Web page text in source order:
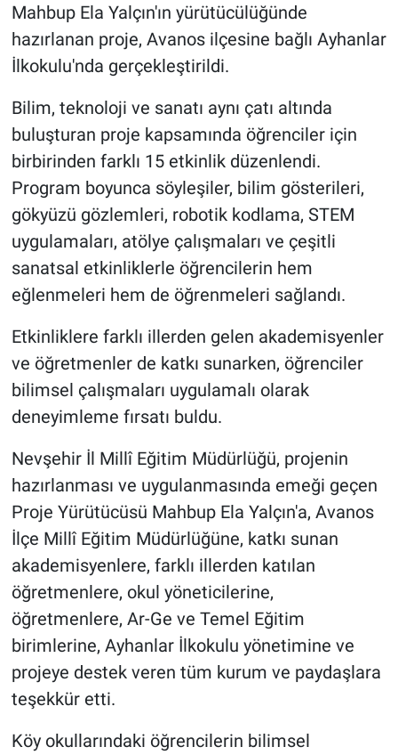
Mahbup Ela Yalçın'ın yürütücülüğünde
hazırlanan proje, Avanos ilçesine bağlı Ayhanlar
İlkokulu'nda gerçekleştirildi.
Bilim, teknoloji ve sanatı aynı çatı altında
buluşturan proje kapsamında öğrenciler için
birbirinden farklı 15 etkinlik düzenlendi.
Program boyunca söyleşiler, bilim gösterileri,
gökyüzü gözlemleri, robotik kodlama, STEM
uygulamaları, atölye çalışmaları ve çeşitli
sanatsal etkinliklerle öğrencilerin hem
eğlenmeleri hem de öğrenmeleri sağlandı.
Etkinliklere farklı illerden gelen akademisyenler
ve öğretmenler de katkı sunarken, öğrenciler
bilimsel çalışmaları uygulamalı olarak
deneyimleme fırsatı buldu.
Nevşehir İl Millî Eğitim Müdürlüğü, projenin
hazırlanması ve uygulanmasında emeği geçen
Proje Yürütücüsü Mahbup Ela Yalçın'a, Avanos
İlçe Millî Eğitim Müdürlüğüne, katkı sunan
akademisyenlere, farklı illerden katılan
öğretmenlere, okul yöneticilerine,
öğretmenlere, Ar-Ge ve Temel Eğitim
birimlerine, Ayhanlar İlkokulu yönetimine ve
projeye destek veren tüm kurum ve paydaşlara
teşekkür etti.
Köy okullarındaki öğrencilerin bilimsel
Genel
Asayiş
Kültür - Sanat
Politika
Magazin
Çevre
Haberde İnsan